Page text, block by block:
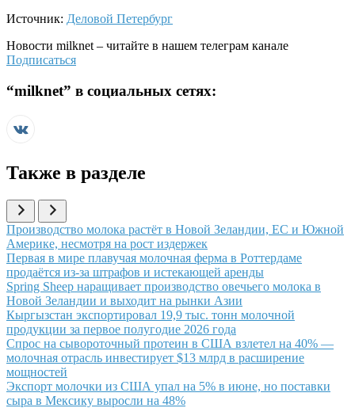
Источник: Деловой Петербург
Новости milknet – читайте в нашем телеграм канале
Подписаться
“milknet” в социальных сетях:
Также в разделе
Иллюстрация новости
Производство молока растёт в Новой Зеландии, ЕС и Южной
Америке, несмотря на рост издержек
Иллюстрация новости
Первая в мире плавучая молочная ферма в Роттердаме
продаётся из-за штрафов и истекающей аренды
Иллюстрация новости
Spring Sheep наращивает производство овечьего молока в
Новой Зеландии и выходит на рынки Азии
Иллюстрация новости
Кыргызстан экспортировал 19,9 тыс. тонн молочной
продукции за первое полугодие 2026 года
Иллюстрация новости
Спрос на сывороточный протеин в США взлетел на 40% —
молочная отрасль инвестирует $13 млрд в расширение
мощностей
Иллюстрация новости
Экспорт молочки из США упал на 5% в июне, но поставки
сыра в Мексику выросли на 48%